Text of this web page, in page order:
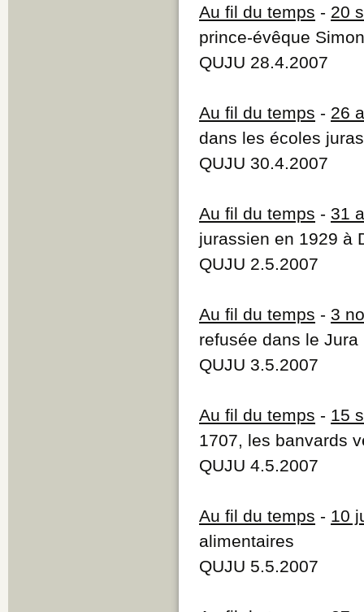
Au fil du temps - 20
prince-évêque
QUJU 28.4.2007
Au fil du temps - 26
dans les écoles
QUJU 30.4.2007
Au fil du temps - 31
jurassien en 1929 à
QUJU 2.5.2007
Au fil du temps - 3
refusée dans le Jura
QUJU 3.5.2007
Au fil du temps - 15
1707, les banvards
QUJU 4.5.2007
Au fil du temps - 10
alimentaires
QUJU 5.5.2007